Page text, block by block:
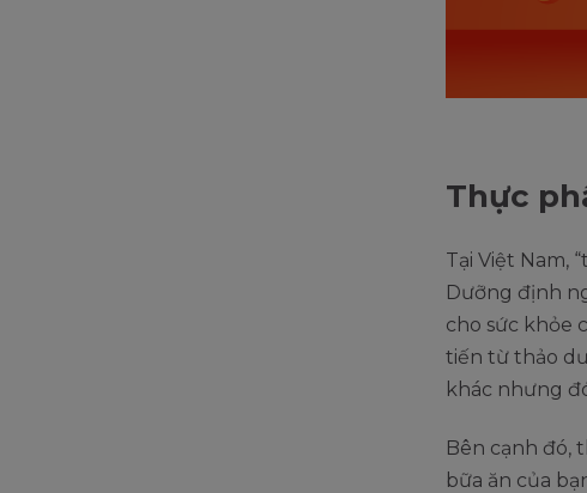
Thực
Tại Việt Nam,
Dưỡng định
cho sức khỏe
tiến từ thảo
khác nhưng
Bên cạnh đó,
bữa ăn của